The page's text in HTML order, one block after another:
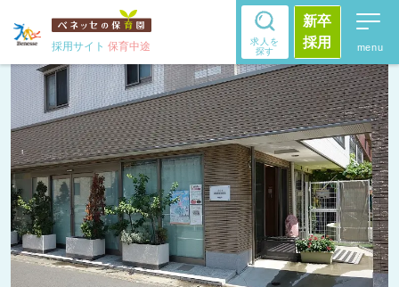
採用サイト 保育中途
求人を
探す
新卒
採用